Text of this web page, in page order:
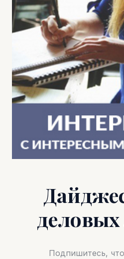
Подпишитесь,